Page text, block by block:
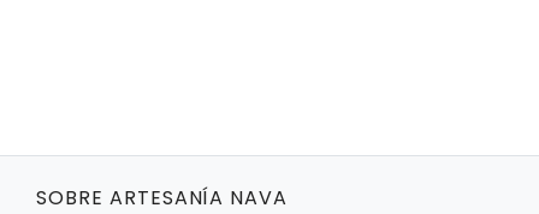
SOBRE ARTESANÍA NAVA